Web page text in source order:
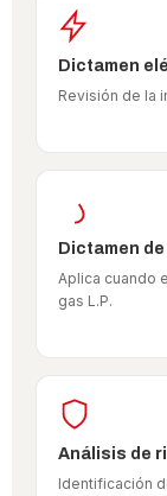
Dictamen
Revisión de la
Dictamen
Aplica cuando
gas L.P.
Análisis de
Identificación